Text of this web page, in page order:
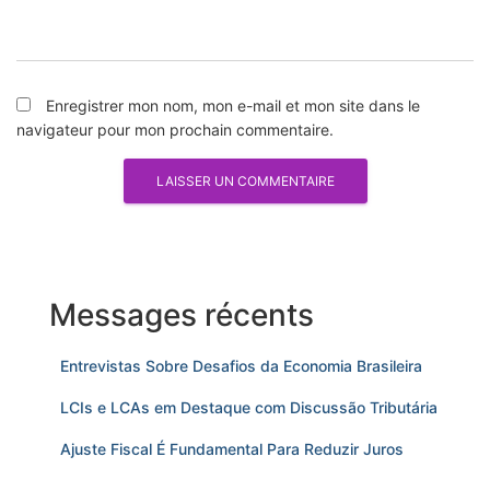
Enregistrer mon nom, mon e-mail et mon site dans le
navigateur pour mon prochain commentaire.
Messages récents
Entrevistas Sobre Desafios da Economia Brasileira
LCIs e LCAs em Destaque com Discussão Tributária
Ajuste Fiscal É Fundamental Para Reduzir Juros